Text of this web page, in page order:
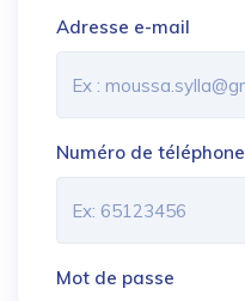
Adresse e-mail
Numéro de téléphone
Mot de passe